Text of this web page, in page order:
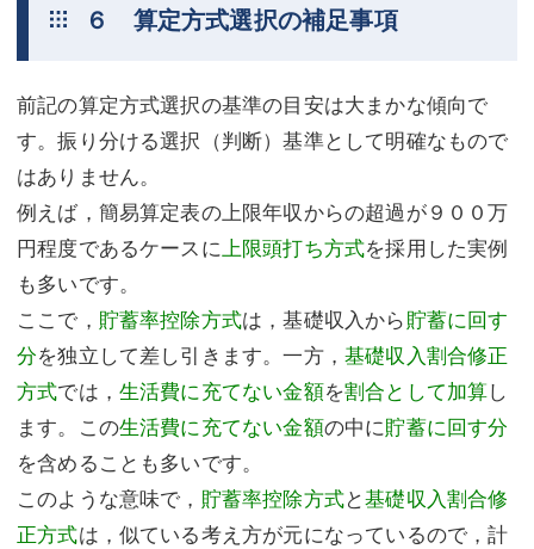
６ 算定方式選択の補足事項
前記の算定方式選択の基準の目安は大まかな傾向で
す。振り分ける選択（判断）基準として明確なもので
はありません。
例えば，簡易算定表の上限年収からの超過が９００万
円程度であるケースに 上限頭打ち方式を採用した実例
も多いです。
ここで， 貯蓄率控除方式は，基礎収入から貯蓄に回す
分を独立して差し引きます。一方， 基礎収入割合修正
方式では， 生活費に充てない金額を割合として加算し
ます。この生活費に充てない金額の中に貯蓄に回す分
を含めることも多いです。
このような意味で， 貯蓄率控除方式と基礎収入割合修
正方式は，似ている考え方が元になっているので，計